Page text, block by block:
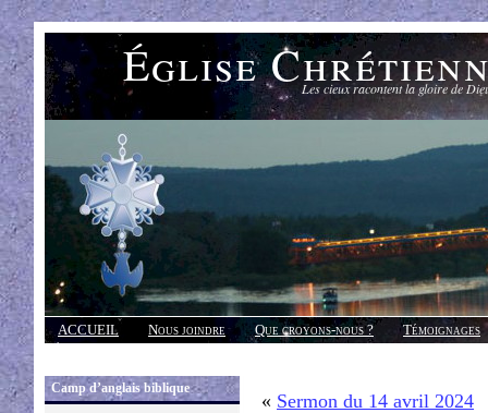
Église Les cieux racontent la gloire de
ACCUEIL Nous joindre Que croyons-nous ?
Témoignages
Réponses
Camp d’anglais biblique
« Sermon du 14 avril 2024